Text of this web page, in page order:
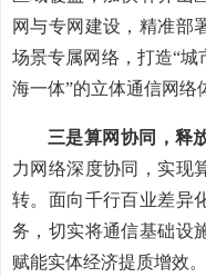
网与专网建设，精准部
场景专属网络，打造“
海一体”的立体通信网络
三是算网协同，释
力网络深度协同，实现
转。面向千行百业差异
务，切实将通信基础设
赋能实体经济提质增效。